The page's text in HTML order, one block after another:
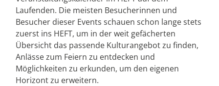
Laufenden. Die meisten Besucherinnen und
Besucher dieser Events schauen schon lange stets
zuerst ins HEFT, um in der weit gefächerten
Übersicht das passende Kulturangebot zu finden,
Anlässe zum Feiern zu entdecken und
Möglichkeiten zu erkunden, um den eigenen
Horizont zu erweitern.